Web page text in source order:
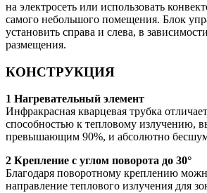
на электросеть или использовать
самого небольшого помещения. Блок
установить справа и слева, в
размещения.
КОНСТРУКЦИЯ
1 Нагревательный элемент
Инфракрасная кварцевая трубка
способностью к тепловому излучению,
превышающим 90%, и абсолютно
2 Крепление с углом поворота до 30°
Благодаря поворотному креплению
направление теплового излучения для